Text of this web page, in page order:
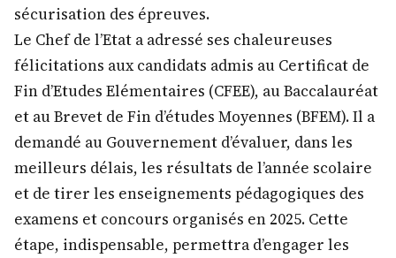
sécurisation des épreuves.
Le Chef de l’Etat a adressé ses chaleureuses
félicitations aux candidats admis au Certificat de
Fin d’Etudes Elémentaires (CFEE), au Baccalauréat
et au Brevet de Fin d’études Moyennes (BFEM). Il a
demandé au Gouvernement d’évaluer, dans les
meilleurs délais, les résultats de l’année scolaire
et de tirer les enseignements pédagogiques des
examens et concours organisés en 2025. Cette
étape, indispensable, permettra d’engager les